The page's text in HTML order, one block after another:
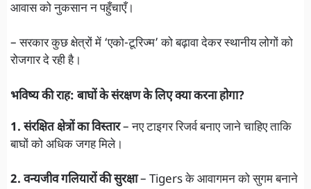
आवास को नुकसान न पहुँचाएँ।
– सरकार कुछ क्षेत्रों में ‘एको-टूरिज्म’ को बढ़ावा देकर स्थानीय लोगों को
रोजगार दे रही है।
भविष्य की राह: बाघों के संरक्षण के लिए क्या करना होगा?
1. संरक्षित क्षेत्रों का विस्तार– नए टाइगर रिजर्व बनाए जाने चाहिए ताकि
बाघों को अधिक जगह मिले।
2. वन्यजीव गलियारों की सुरक्षा– Tigers के आवागमन को सुगम बनाने